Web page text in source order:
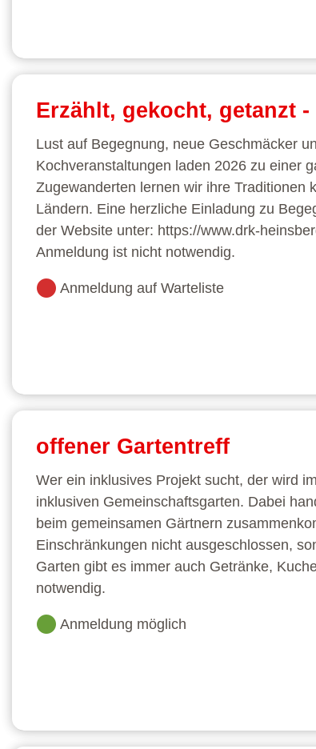
Erzählt, gekocht, getanzt
Lust auf Begegnung, neue Geschmäcker
Kochveranstaltungen laden 2026 zu einer
Zugewanderten lernen wir ihre Traditionen
Ländern. Eine herzliche Einladung zu
der Website unter: https://www.drk-
Anmeldung ist nicht notwendig.
Anmeldung auf Warteliste
offener Gartentreff
Wer ein inklusives Projekt sucht, der wird
inklusiven Gemeinschaftsgarten. Dabei
beim gemeinsamen Gärtnern
Einschränkungen nicht ausgeschlossen,
Garten gibt es immer auch Getränke,
notwendig.
Anmeldung möglich